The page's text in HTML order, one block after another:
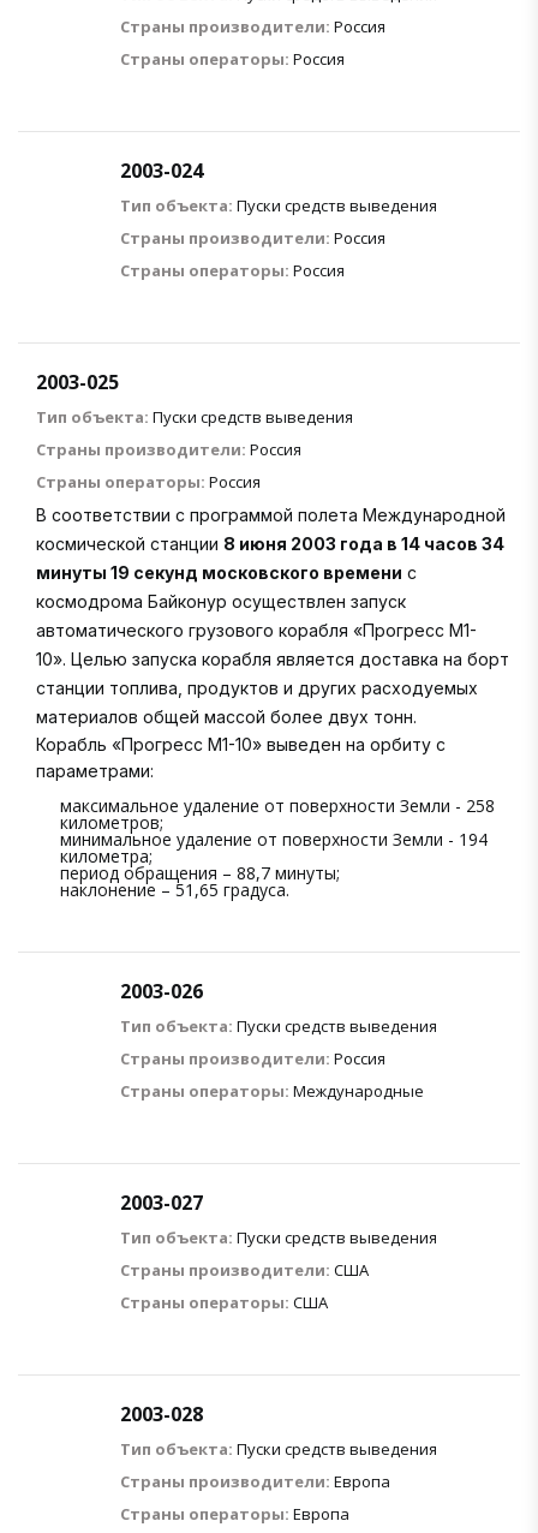
Страны производители: Россия
Страны операторы: Россия
2003-024
Тип объекта: Пуски средств выведения
Страны производители: Россия
Страны операторы: Россия
2003-025
Тип объекта: Пуски средств выведения
Страны производители: Россия
Страны операторы: Россия
В соответствии с программой полета Международной
космической станции 8 июня 2003 года в 14 часов 34
минуты 19 секунд московского времени с
космодрома Байконур осуществлен запуск
автоматического грузового корабля «Прогресс М1-
10». Целью запуска корабля является доставка на борт
станции топлива, продуктов и других расходуемых
материалов общей массой более двух тонн.
Корабль «Прогресс М1-10» выведен на орбиту с
параметрами:
максимальное удаление от поверхности Земли - 258
километров;
минимальное удаление от поверхности Земли - 194
километра;
период обращения – 88,7 минуты;
наклонение – 51,65 градуса.
2003-026
Тип объекта: Пуски средств выведения
Страны производители: Россия
Страны операторы: Международные
2003-027
Тип объекта: Пуски средств выведения
Страны производители: США
Страны операторы: США
2003-028
Тип объекта: Пуски средств выведения
Страны производители: Европа
Страны операторы: Европа